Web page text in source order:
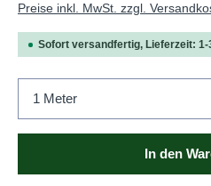
Preise inkl. MwSt. zzgl.
Sofort versandfertig, Lieferzeit: 1-
Produkt Anzahl: Gib den
In den